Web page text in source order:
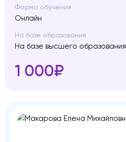
Форма обучения
Онлайн
На базе образования
На базе высшего образования
1 000₽